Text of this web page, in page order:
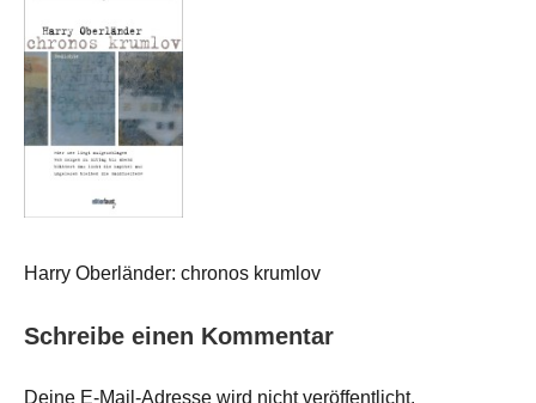
Harry Oberländer: chronos krumlov
Schreibe einen Kommentar
Deine E-Mail-Adresse wird nicht veröffentlicht.